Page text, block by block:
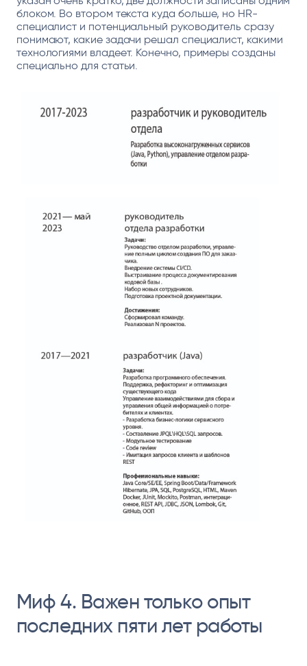
блоком. Во втором текста куда больше, но HR-
специалист и потенциальный руководитель сразу
понимают, какие задачи решал специалист, какими
технологиями владеет. Конечно, примеры созданы
специально для статьи.
Миф 4. Важен только опыт
последних пяти лет работы